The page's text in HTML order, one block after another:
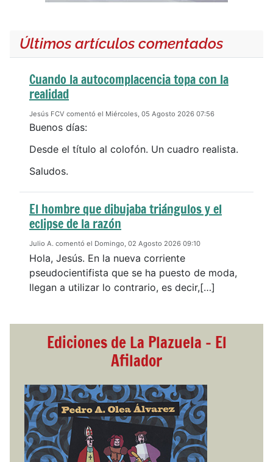
Últimos artículos comentados
Cuando la autocomplacencia topa con la
realidad
Jesús FCV comentó el Miércoles, 05 Agosto 2026 07:56
Buenos días:
Desde el título al colofón. Un cuadro realista.
Saludos.
El hombre que dibujaba triángulos y el
eclipse de la razón
Julio A. comentó el Domingo, 02 Agosto 2026 09:10
Hola, Jesús. En la nueva corriente
pseudocientifista que se ha puesto de moda,
llegan a utilizar lo contrario, es decir,[…]
Ediciones de La Plazuela - El
Afilador